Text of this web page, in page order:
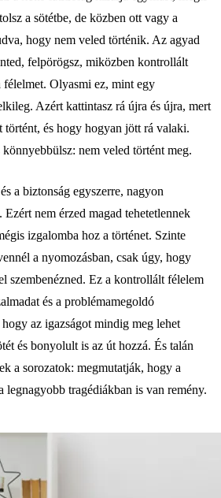
a sötétbe, de közben ott vagy a
hogy nem veled történik. Az agyad
felpörögsz, miközben kontrollált
félelmet. Olyasmi ez, mint egy
Azért kattintasz rá újra és újra, mert
és hogy hogyan jött rá valaki.
nem veled történt meg.
a biztonság egyszerre, nagyon
nem érzed magad tehetetlennek
izgalomba hoz a történet. Szinte
a nyomozásban, csak úgy, hogy
szembenézned. Ez a kontrollált félelem
és a problémamegoldó
az igazságot mindig meg lehet
és bonyolult is az út hozzá. És talán
a sorozatok: megmutatják, hogy a
legnagyobb tragédiákban is van remény.